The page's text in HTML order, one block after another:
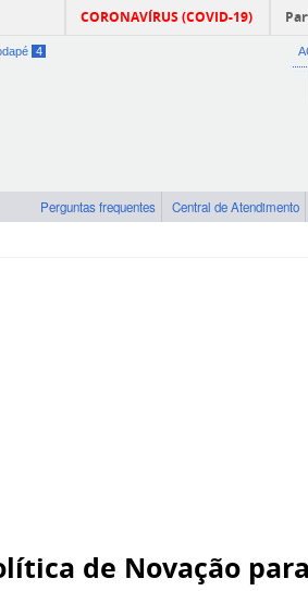
CORONAVÍRUS (COVID-19)
4
Perguntas frequentes Central de Atendimento
de Novação